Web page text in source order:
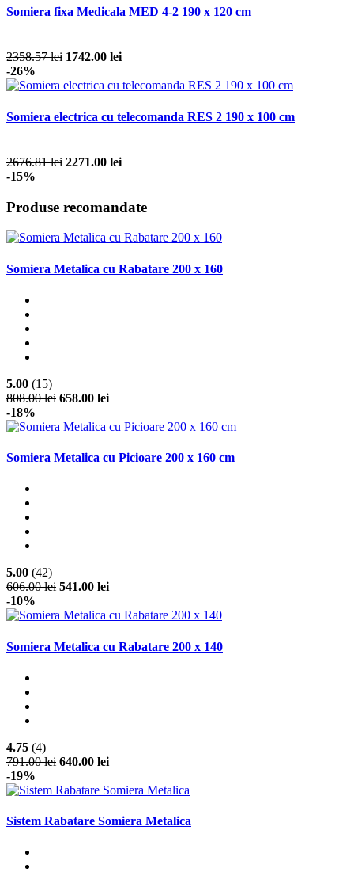
Somiera fixa Medicala MED 4-2 190 x 120 cm
2358.57 lei 1742.00 lei
-26%
Somiera electrica cu telecomanda RES 2 190 x 100 cm
2676.81 lei 2271.00 lei
-15%
Produse recomandate
Somiera Metalica cu Rabatare 200 x 160
5.00 (15)
808.00 lei 658.00 lei
-18%
Somiera Metalica cu Picioare 200 x 160 cm
5.00 (42)
606.00 lei 541.00 lei
-10%
Somiera Metalica cu Rabatare 200 x 140
4.75 (4)
791.00 lei 640.00 lei
-19%
Sistem Rabatare Somiera Metalica